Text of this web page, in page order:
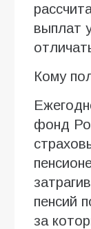
выплат
Кому
фонд
пенсий
за